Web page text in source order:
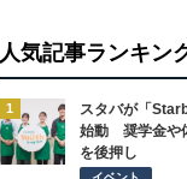
人気記事ランキン
1
スタバが「
始動 奨学金や
を後押し